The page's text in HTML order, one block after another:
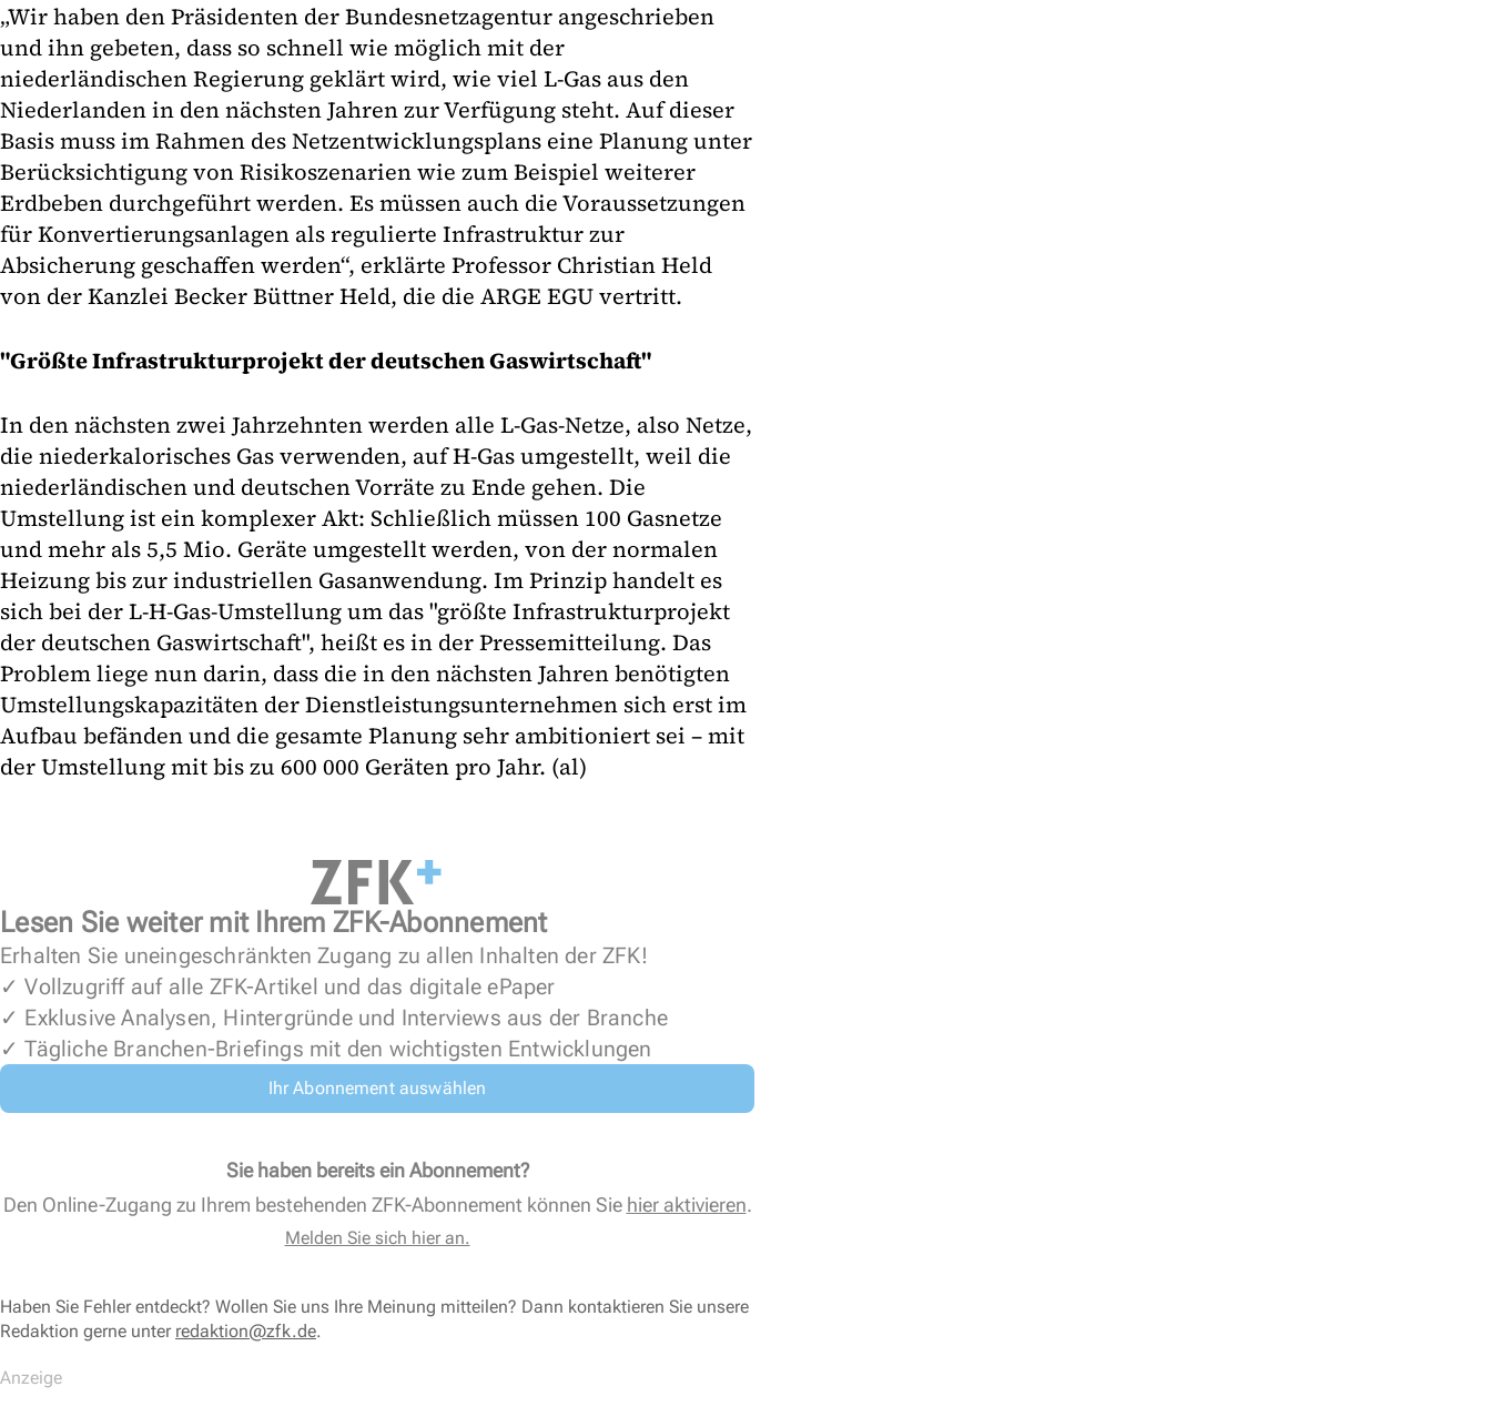
„Wir haben den Präsidenten der Bundesnetzagentur angeschrieben
und ihn gebeten, dass so schnell wie möglich mit der
niederländischen Regierung geklärt wird, wie viel L-Gas aus den
Niederlanden in den nächsten Jahren zur Verfügung steht. Auf dieser
Basis muss im Rahmen des Netzentwicklungsplans eine Planung unter
Berücksichtigung von Risikoszenarien wie zum Beispiel weiterer
Erdbeben durchgeführt werden. Es müssen auch die Voraussetzungen
für Konvertierungsanlagen als regulierte Infrastruktur zur
Absicherung geschaffen werden“, erklärte Professor Christian Held
von der Kanzlei Becker Büttner Held, die die ARGE EGU vertritt.
"Größte Infrastrukturprojekt der deutschen Gaswirtschaft"
In den nächsten zwei Jahrzehnten werden alle L-Gas-Netze, also Netze,
die niederkalorisches Gas verwenden, auf H-Gas umgestellt, weil die
niederländischen und deutschen Vorräte zu Ende gehen. Die
Umstellung ist ein komplexer Akt: Schließlich müssen 100 Gasnetze
und mehr als 5,5 Mio. Geräte umgestellt werden, von der normalen
Heizung bis zur industriellen Gasanwendung. Im Prinzip handelt es
sich bei der L-H-Gas-Umstellung um das "größte Infrastrukturprojekt
der deutschen Gaswirtschaft", heißt es in der Pressemitteilung. Das
Problem liege nun darin, dass die in den nächsten Jahren benötigten
Umstellungskapazitäten der Dienstleistungsunternehmen sich erst im
Aufbau befänden und die gesamte Planung sehr ambitioniert sei – mit
der Umstellung mit bis zu 600 000 Geräten pro Jahr. (al)
Lesen Sie weiter mit Ihrem ZFK-Abonnement
Erhalten Sie uneingeschränkten Zugang zu allen Inhalten der ZFK!
✓ Vollzugriff auf alle ZFK-Artikel und das digitale ePaper
✓ Exklusive Analysen, Hintergründe und Interviews aus der Branche
✓ Tägliche Branchen-Briefings mit den wichtigsten Entwicklungen
Ihr Abonnement auswählen
Sie haben bereits ein Abonnement?
Den Online-Zugang zu Ihrem bestehenden ZFK-Abonnement können Sie hier aktivieren.
Melden Sie sich hier an.
Haben Sie Fehler entdeckt? Wollen Sie uns Ihre Meinung mitteilen? Dann kontaktieren Sie unsere
Redaktion gerne unter redaktion@zfk.de.